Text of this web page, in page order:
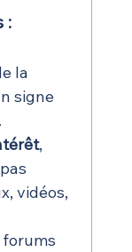
:
la
signe
,
vidéos,